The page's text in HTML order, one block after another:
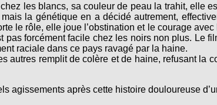
les blancs, sa couleur de peau la trahit, elle
la génétique en a décidé autrement,
le rôle, elle joue l’obstination et le courage
pas forcément facile chez les noirs non plus. Le
raciale dans ce pays ravagé par la haine.
autres remplit de colère et de haine, refusant
agissements après cette histoire douloureuse